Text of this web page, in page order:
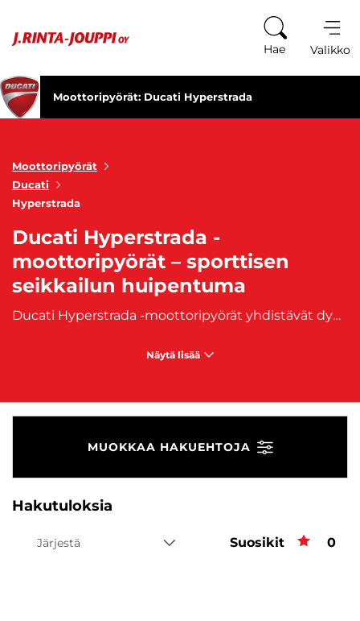
Hae Valikko
Moottoripyörät: Ducati Hyperstrada
Moottoripyörät
Ducati
Hyperstrada
Ducati Hyperstrada -
moottoripyörät – sporttisen
seikkailun huipentuma
Ducati Hyperstrada -moottoripyörät yhdistävät dynaamisen suorituskyvyn ja monikäyttöisyyden, tehden niistä ihanteellisen valinnan niin urheilulliseen ajoon kuin pidemmille matkoille. Tämä sporttinen adventure-malli tarjoaa ajamisen iloa, jossa yhdistyvät Ducati-perinteiden mukainen teho ja tarkka ajotuntuma.
Näytä lisää
MUOKKAA HAKUEHTOJA
Hakutuloksia
Järjestä Suosikit 0